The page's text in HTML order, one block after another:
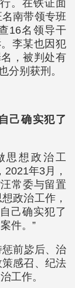
。在铁证面
南带领专班
16名领导干
李某也因犯
，被判处有
分别获刑。
己确实犯了
思想政治工
年3月，
常委与留置
政治工作，
己确实犯了
件。”
前毖后、治
感召、纪法
工作。